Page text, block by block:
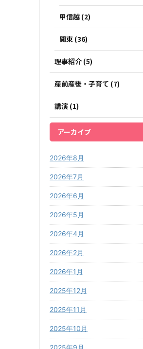
甲信越 (2)
関東 (36)
理事紹介 (5)
産前産後・子育て (7)
講演 (1)
アーカイブ
2026年8月
2026年7月
2026年6月
2026年5月
2026年4月
2026年2月
2026年1月
2025年12月
2025年11月
2025年10月
2025年9月